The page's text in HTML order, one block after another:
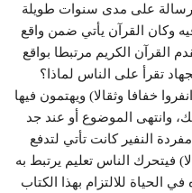
على مدى سنوات طويلة
وكان القرآن يأتي ضمن واقع
القرآن الكريم مرتبطا بواقع
تقرأ على الناس لماذا؟
خفافا وثقالا) ويهتمون فيها
وانتهى الموضوع أو عند جد
النفير كانت تأتي لتدفع
فيتحرك الناس تعليم يرتبط به
الحياة للالتزام بهذا الكتاب